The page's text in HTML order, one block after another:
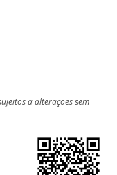
a alterações sem